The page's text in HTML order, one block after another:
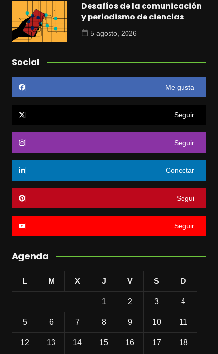
Desafíos de la comunicación
y periodismo de ciencias
5 agosto, 2026
Social
Me gusta
Seguir
Seguir
Conectar
Segui
Seguir
Agenda
L M X J V S D
1 2 3 4
5 6 7 8 9 10 11
12 13 14 15 16 17 18